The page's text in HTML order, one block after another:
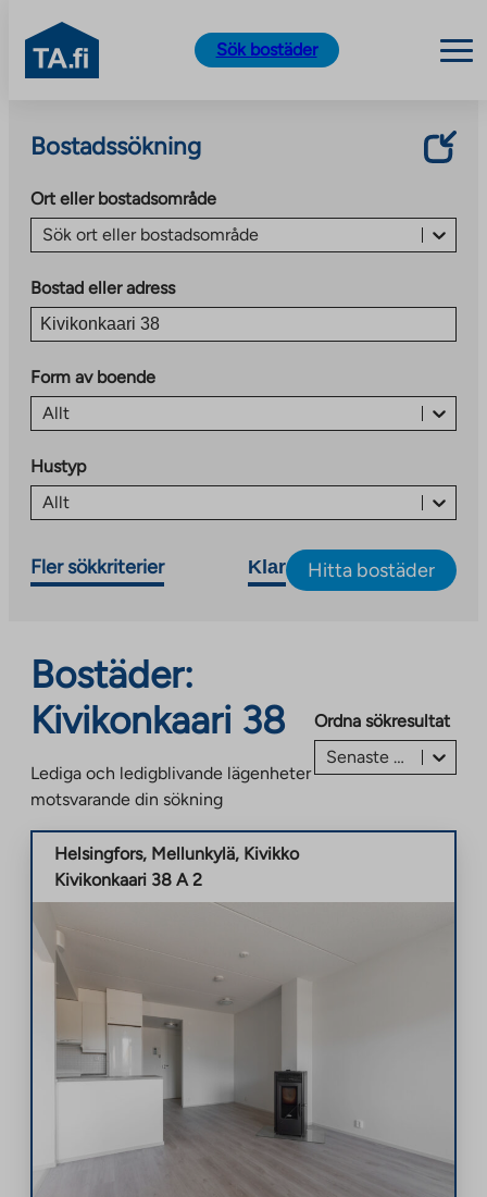
TA.fi
Sök bostäder
Bostadssökning
Ort eller bostadsområde
Sök ort eller bostadsområde
Bostad eller adress
Form av boende
Allt
Hustyp
Allt
Fler sökkriterier Klar Hitta bostäder
Bostäder:
Kivikonkaari 38
Lediga och ledigblivande lägenheter
motsvarande din sökning
Ordna sökresultat
Senaste annonsen först
Helsingfors, Mellunkylä, Kivikko
Kivikonkaari 38 A 2